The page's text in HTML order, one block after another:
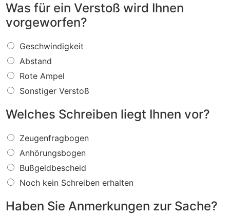
Was für ein Verstoß wird Ihnen
vorgeworfen?
W
a
s
f
ü
r
i
V
e
r
s
t
o
ß
w
Geschwindigkeit
Abstand
Rote Ampel
Sonstiger Verstoß
Welches Schreiben liegt Ihnen vor?
W
e
c
h
e
S
Zeugenfragbogen
Anhörungsbogen
Bußgeldbescheid
Noch kein Schreiben erhalten
Haben Sie Anmerkungen zur Sache?